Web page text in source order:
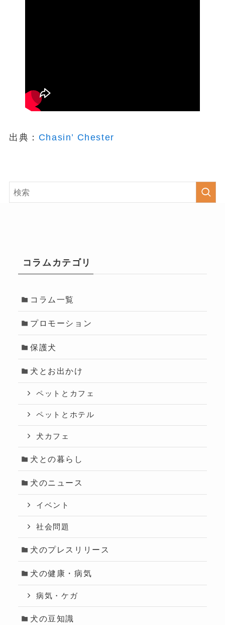
出典： Chasin’ Chester
コラムカテゴリ
コラム一覧
プロモーション
保護犬
犬とお出かけ
ペットとカフェ
ペットとホテル
犬カフェ
犬との暮らし
犬のニュース
イベント
社会問題
犬のプレスリリース
犬の健康・病気
病気・ケガ
犬の豆知識